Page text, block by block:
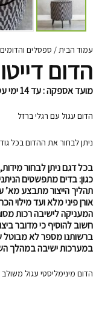
עמוד הבית/ספסלים והדומים/
הדום דייטונה
מועד אספקה : עד 14 ימי עסקים
הדום עגול עם רגלי ברזל
ניתן לבחור את ההדום בכל
בכל דגם ניתן לבחור מידות,
כגון: בדים מתפשטים
תהליך הייצור מתבצע
אורן פיני מלא ועד מילוי
המעניקה לישיבה רכות
חשוב להוסיף כי מדובר
ברשותנו מספר לא מבוטל
במערכות ישיבה במהלך
הדום מינימליסטי עגול